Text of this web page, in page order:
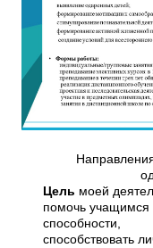
Цель моей
помочь учащимся
способности,
способствовать